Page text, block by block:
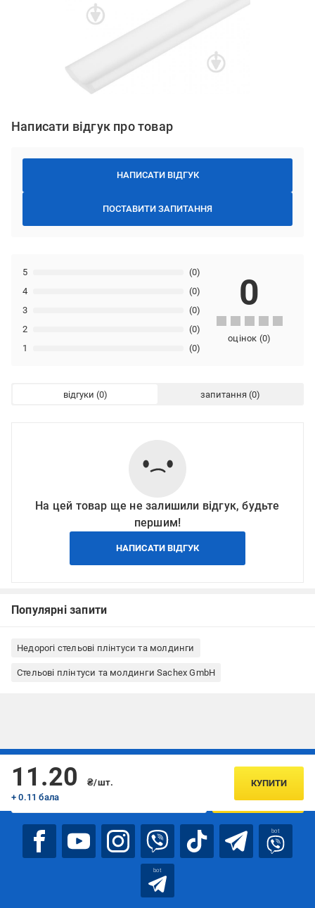
Написати відгук про товар
НАПИСАТИ ВІДГУК
ПОСТАВИТИ ЗАПИТАННЯ
1 (0)
2 (0)
3 (0)
4 (0)
5 (0)
0
оцінок (0)
відгуки запитання
На цей товар ще не залишили відгук, будьте
першим!
НАПИСАТИ ВІДГУК
Популярні запити
Недорогі стельові плінтуси та молдинги
Стельові плінтуси та молдинги Sachex GmbH
11.20
₴/шт.
+ 0.11 бала
КУПИТИ
Підписуйтесь, щоб дізнаватись першим про акції та пропозиції
ПІДПИСАТИСЯ
bot
bot